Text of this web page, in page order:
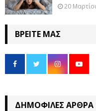
20
ΒΡΕΊΤΕ ΜΑΣ
ΔΗΜΟΦΙΛΈΣ ΆΡΘΡΑ